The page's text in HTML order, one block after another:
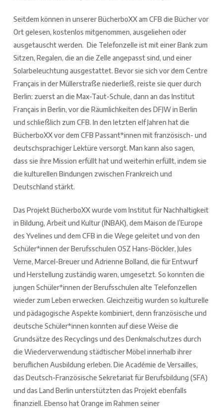
Seitdem können in unserer BücherboXX am CFB die Bücher vor
Ort gelesen, kostenlos mitgenommen, ausgeliehen oder
ausgetauscht werden. Die Telefonzelle ist mit einer Bank zum
Sitzen, Regalen, die an die Zelle angepasst sind, und einer
Solarbeleuchtung ausgestattet. Bevor sie sich vor dem Centre
Français in der Müllerstraße niederließ, reiste sie quer durch
Berlin: zuerst an die Max-Taut-Schule, dann an das Institut
Français in Berlin, vor die Räumlichkeiten des DFJW in Berlin
und schließlich zum CFB. In den letzten elf Jahren hat die
BücherboXX vor dem CFB Passant*innen mit französisch- und
deutschsprachiger Lektüre versorgt. Man kann also sagen,
dass sie ihre Mission erfüllt hat und weiterhin erfüllt, indem sie
die kulturellen Bindungen zwischen Frankreich und
Deutschland stärkt.
Das Projekt BücherboXX wurde vom Institut für Nachhaltigkeit
in Bildung, Arbeit und Kultur (INBAK), dem Maison de l’Europe
des Yvelines und dem CFB in die Wege geleitet und von den
Schüler*innen der Berufsschulen OSZ Hans-Böckler, Jules
Verne, Marcel-Breuer und Adrienne Bolland, die für Entwurf
und Herstellung zuständig waren, umgesetzt. So konnten die
jungen Schüler*innen der Berufsschulen alte Telefonzellen
wieder zum Leben erwecken. Gleichzeitig wurden so kulturelle
und pädagogische Aspekte kombiniert, denn französische und
deutsche Schüler*innen konnten auf diese Weise die
Grundsätze des Recyclings und des Denkmalschutzes durch
die Wiederverwendung städtischer Möbel innerhalb ihrer
beruflichen Ausbildung erleben. Die Académie de Versailles,
das Deutsch-Französische Sekretariat für Berufsbildung (SFA)
und das Land Berlin unterstützten das Projekt ebenfalls
finanziell. Ebenso hat Orange im Rahmen seiner